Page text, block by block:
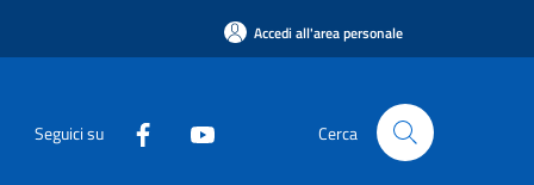
Accedi all'area personale
Seguici su Cerca